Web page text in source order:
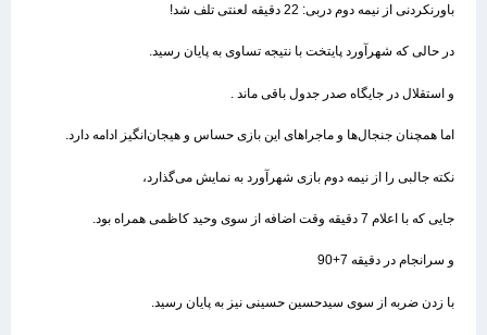
باورنکردنی از نیمه دوم دربی: 22 دقیقه لعنتی تلف شد!
در حالی که شهرآورد پایتخت با نتیجه تساوی به پایان رسید.
و استقلال در جایگاه صدر جدول باقی ماند .
اما همچنان جنجال‌ها و ماجراهای این بازی حساس و هیجان‌انگیز ادامه دارد.
نکته جالبی را از نیمه دوم بازی شهرآورد به نمایش می‌گذارد،
جایی که با اعلام 7 دقیقه وقت اضافه از سوی وحید کاظمی همراه بود.
و سرانجام در دقیقه 7+90
با زدن ضربه از سوی سیدحسین حسینی نیز به پایان رسید.